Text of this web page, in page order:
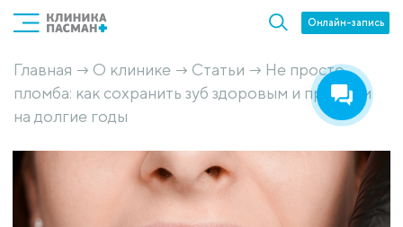
Онлайн-запись
Главная → О клинике → Статьи → Не просто
пломба: как сохранить зуб здоровым и прочным
на долгие годы